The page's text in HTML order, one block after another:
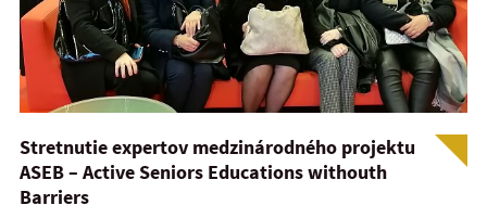
Stretnutie expertov medzinárodného projektu
ASEB – Active Seniors Educations withouth
Barriers